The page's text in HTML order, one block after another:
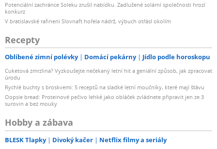
Potenciální zachránce Soleku zrušil nabídku. Zadlužené solární společnosti hrozí
konkurz
V bratislavské rafinerii Slovnaft hořela nádrž, výbuch otřásl okolím
Recepty
Oblíbené zimní polévky Domácí pekárny Jídlo podle horoskopu
Cuketová zmrzlina? Vyzkoušejte nečekaný letní hit a geniální způsob, jak zpracovat
úrodu
Rychlé buchty s broskvemi: 5 receptů na sladké letní moučníky, které mají šťávu
Oopsie bread: Proteinové pečivo lehké jako obláček zvládnete připravit jen ze 3
surovin a bez mouky
Hobby a zábava
BLESK Tlapky Divoký kačer Netflix filmy a seriály